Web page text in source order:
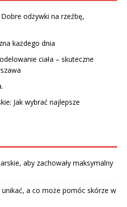
odżywki na rzeźbę,
każdego dnia
ciała – skuteczne
Jak wybrać najlepsze
aby zachowały maksymalny
a co może pomóc skórze w